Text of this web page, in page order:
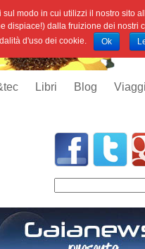
Libri Blog Viaggi
modo in cui utilizzi il nostro sito
dispiace!) dalla fruizione dei nostri
d'uso dei cookie. Ok